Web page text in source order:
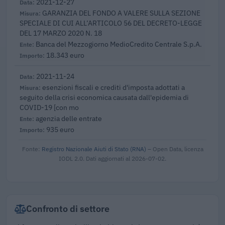
GARANZIA DEL FONDO A VALERE SULLA SEZIONE
SPECIALE DI CUI ALL’ARTICOLO 56 DEL DECRETO-LEGGE
DEL 17 MARZO 2020 N. 18
Banca del Mezzogiorno MedioCredito Centrale S.p.A.
18.343 euro
2021-11-24
esenzioni fiscali e crediti d'imposta adottati a
seguito della crisi economica causata dall'epidemia di
COVID-19 [con mo
agenzia delle entrate
935 euro
Fonte: Registro Nazionale Aiuti di Stato (RNA) – Open Data, licenza
IODL 2.0. Dati aggiornati al 2026-07-02.
Confronto di settore